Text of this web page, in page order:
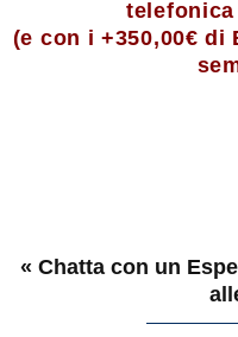
telefonica
(e con i +350,00€
« Chatta con un